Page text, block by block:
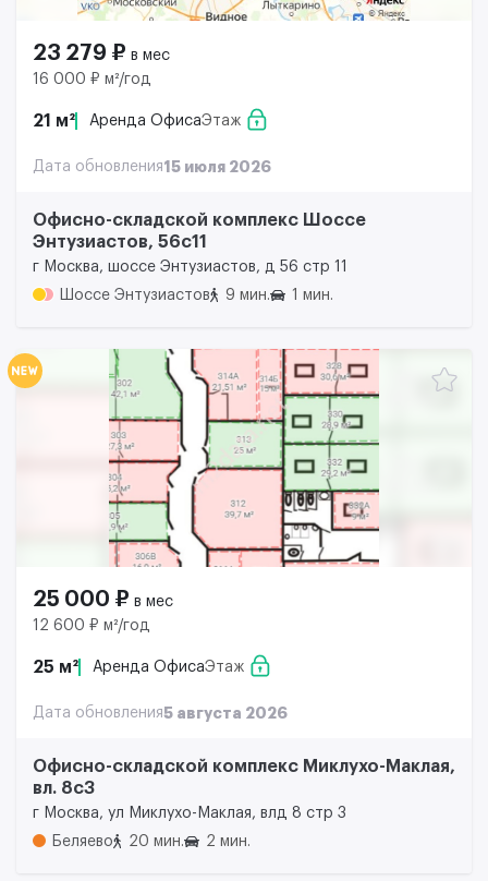
23 279 ₽ в мес
16 000 ₽ м²/год
21 м² Аренда ОфисаЭтаж
Дата обновления15 июля 2026
Офисно-складской комплекс Шоссе
Энтузиастов, 56с11
г Москва, шоссе Энтузиастов, д 56 стр 11
Шоссе Энтузиастов
9 мин. 1 мин.
25 000 ₽ в мес
12 600 ₽ м²/год
25 м² Аренда ОфисаЭтаж
Дата обновления5 августа 2026
Офисно-складской комплекс Миклухо-Маклая,
вл. 8с3
г Москва, ул Миклухо-Маклая, влд 8 стр 3
Беляево
20 мин. 2 мин.